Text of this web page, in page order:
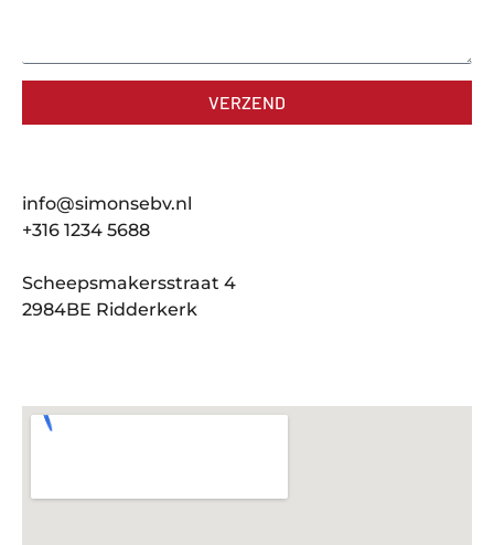
VERZEND
info@simonsebv.nl
+316 1234 5688
Scheepsmakersstraat 4
2984BE Ridderkerk